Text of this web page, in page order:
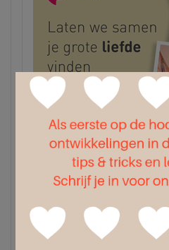
Recente berichten
Wat te doen en waar naartoe
De diverse mogelijkheden van
3 Manieren om jezelf te